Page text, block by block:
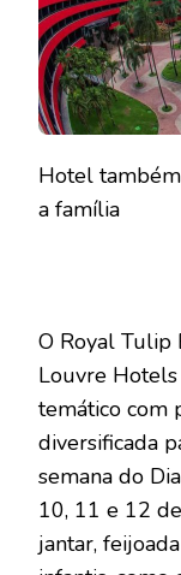
Hotel
a família
O Royal Tulip
Louvre
temático com
diversificada
semana do
10, 11 e 12
jantar,